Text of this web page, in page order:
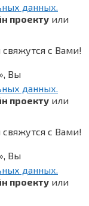
данных.
проекту или
с Вами!
Вы
данных.
проекту или
с Вами!
Вы
данных.
проекту или